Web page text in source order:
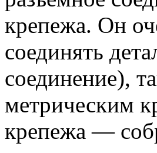
крепежа. Он
соединять
соединение),
метрическим
крепежа —